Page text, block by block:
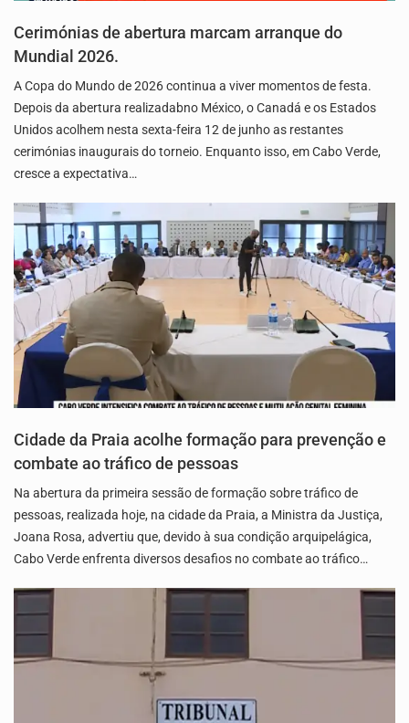
Cerimónias de abertura marcam arranque do
Mundial 2026.
A Copa do Mundo de 2026 continua a viver momentos de festa.
Depois da abertura realizadabno México, o Canadá e os Estados
Unidos acolhem nesta sexta-feira 12 de junho as restantes
cerimónias inaugurais do torneio. Enquanto isso, em Cabo Verde,
cresce a expectativa…
Cidade da Praia acolhe formação para prevenção e
combate ao tráfico de pessoas
Na abertura da primeira sessão de formação sobre tráfico de
pessoas, realizada hoje, na cidade da Praia, a Ministra da Justiça,
Joana Rosa, advertiu que, devido à sua condição arquipelágica,
Cabo Verde enfrenta diversos desafios no combate ao tráfico…